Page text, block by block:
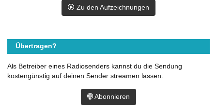
Zu den Aufzeichnungen
Übertragen?
Als Betreiber eines Radiosenders kannst du die Sendung
kostengünstig auf deinen Sender streamen lassen.
Abonnieren